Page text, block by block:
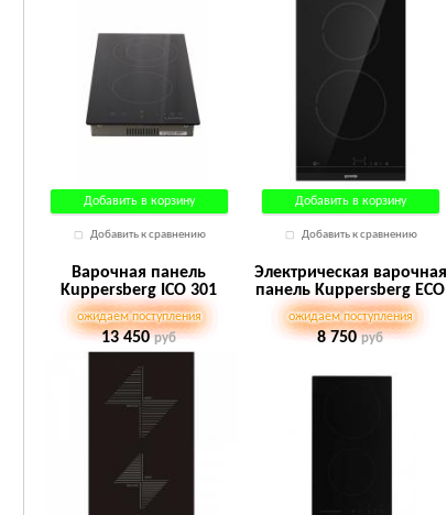
Добавить в корзину
Добавить к сравнению
Добавить в корзину
Добавить к сравнению
Варочная панель
Kuppersberg ICO 301
ожидаем поступления
13 450руб
Электрическая варочная
панель Kuppersberg ECO
302
ожидаем поступления
8 750руб